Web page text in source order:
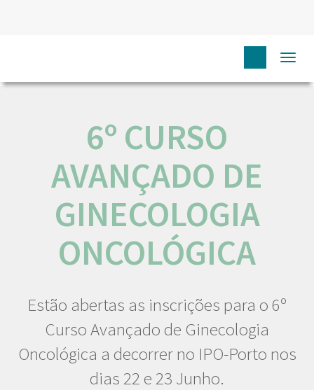
6º CURSO
AVANÇADO DE
GINECOLOGIA
ONCOLÓGICA
Estão abertas as inscrições para o 6º
Curso Avançado de Ginecologia
Oncológica a decorrer no IPO-Porto nos
dias 22 e 23 Junho.